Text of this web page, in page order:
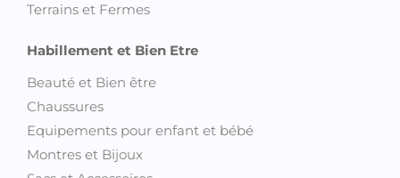
Terrains et Fermes
Habillement et Bien Etre
Beauté et Bien être
Chaussures
Equipements pour enfant et bébé
Montres et Bijoux